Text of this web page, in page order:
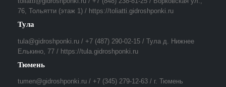
76, Тольятти (этаж 1) / https://toliatti.gidroshponki.ru
Тула
tula@gidroshponki.ru / +7 (487) 290-02-15 / Тула д. Нижнее
Елькино, 77 / https://tula.gidroshponki.ru
Тюмень
tumen@gidroshponki.ru / +7 (345) 279-12-63 / г. Тюмень